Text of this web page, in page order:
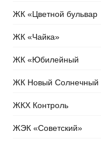
ЖК «Цветной бульвар
ЖК «Чайка»
ЖК «Юбилейный
ЖК Новый Солнечный
ЖКХ Контроль
ЖЭК «Советский»